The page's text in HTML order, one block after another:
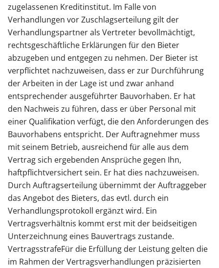
zugelassenen Kreditinstitut. Im Falle von
Verhandlungen vor Zuschlagserteilung gilt der
Verhandlungspartner als Vertreter bevollmächtigt,
rechtsgeschäftliche Erklärungen für den Bieter
abzugeben und entgegen zu nehmen. Der Bieter ist
verpflichtet nachzuweisen, dass er zur Durchführung
der Arbeiten in der Lage ist und zwar anhand
entsprechender ausgeführter Bauvorhaben. Er hat
den Nachweis zu führen, dass er über Personal mit
einer Qualifikation verfügt, die den Anforderungen des
Bauvorhabens entspricht. Der Auftragnehmer muss
mit seinem Betrieb, ausreichend für alle aus dem
Vertrag sich ergebenden Ansprüche gegen Ihn,
haftpflichtversichert sein. Er hat dies nachzuweisen.
Durch Auftragserteilung übernimmt der Auftraggeber
das Angebot des Bieters, das evtl. durch ein
Verhandlungsprotokoll ergänzt wird. Ein
Vertragsverhältnis kommt erst mit der beidseitigen
Unterzeichnung eines Bauvertrags zustande.
VertragsstrafeFür die Erfüllung der Leistung gelten die
im Rahmen der Vertragsverhandlungen präzisierten